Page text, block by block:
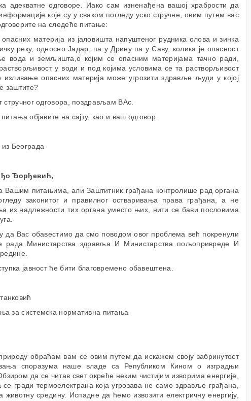
адекватне одговоре. Иако сам изненађена вашој храбрости да
које су у сваком погледу уско стручне, овим путем вас
на следеће питање:
материја из јаловишта напуштеног рудника олова и зинка
реку, односно Јадар, па у Дрину па у Саву, колика је опасност
вода и земљишта,о којим се опасним материјама тачно ради,
у води и под којима условима се та растворљивост
опасних материја може угрозити здравље људи у којој
заштите?
стручног одговора, поздрављам ВАс.
објавите на сајту, као и ваш одговор.
Београда
Ђорђевић,
Вашим питањима, али Заштитник грађана контролише рад органа
законитог и правилног остваривања права грађана, а не
из надлежности тих органа уместо њих, нити се бави пословима
да Вас обавестимо да смо поводом овог проблема већ покренули
рада Министарства здравља И Министарства пољопривреде И
јавност ће бити благовремено обавештена.
за системска нормативна питања
обраћам вам се овим путем да искажем своју забринутост
споразума наше владе са Републиком Кином о изградњи
да се читав свет окреће неким чистијим изворима енергије,
се гради термоелектрана која угрозава не само здравље грађана,
животну средину. Испадне да ћемо извозити електричну енергију,